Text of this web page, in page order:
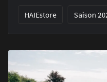
HAIEstore Saison